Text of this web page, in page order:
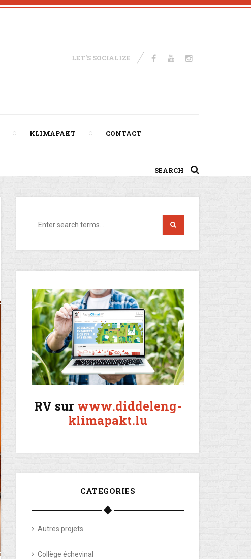
LET'S SOCIALIZE
KLIMAPAKT CONTACT
SEARCH
RV sur www.diddeleng-
klimapakt.lu
CATEGORIES
Autres projets
Collège échevinal